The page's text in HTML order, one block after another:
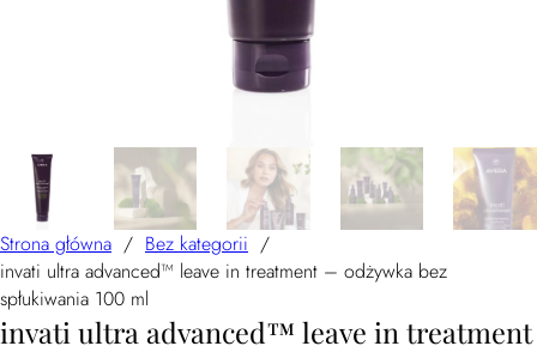
Strona główna / Bez kategorii /
invati ultra advanced™ leave in treatment – odżywka bez
spłukiwania 100 ml
invati ultra advanced™ leave in treatment